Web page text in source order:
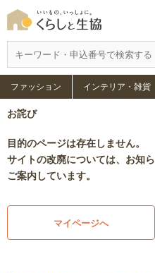
ファッション インテリア・雑貨
お詫び
目的のページは存在しません。
サイトの改廃については、お知
ご案内しています。
マイページへ